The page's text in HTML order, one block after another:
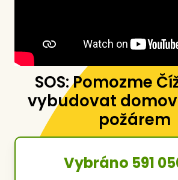
SOS: Pomozme
vybudovat
požárem
Vybráno 591